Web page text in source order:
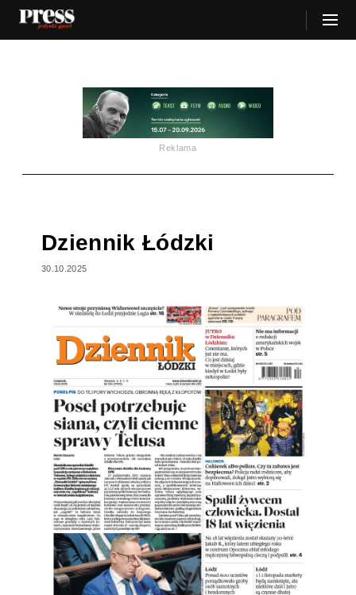
Reklama
Dziennik Łódzki
30.10.2025